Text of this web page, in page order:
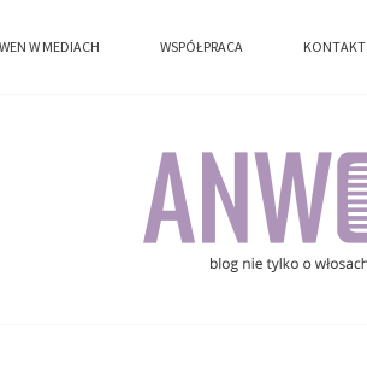
W MEDIACH WSPÓŁPRACA KONTAKT